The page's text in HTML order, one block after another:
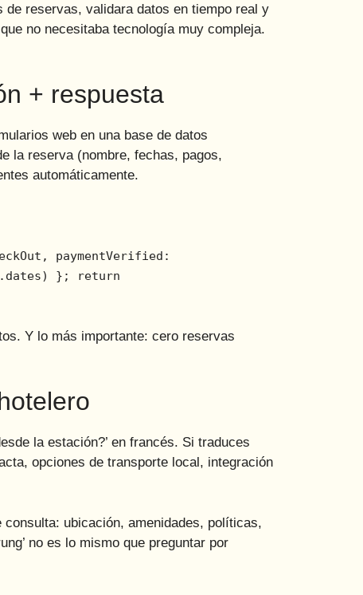
reservas, validara datos en tiempo real y
no necesitaba tecnología muy compleja.
+ respuesta
web en una base de datos
la reserva (nombre, fechas, pagos,
automáticamente.
paymentVerified:
}; return
Y lo más importante: cero reservas
la estación?’ en francés. Si traduces
opciones de transporte local, integración
ubicación, amenidades, políticas,
no es lo mismo que preguntar por